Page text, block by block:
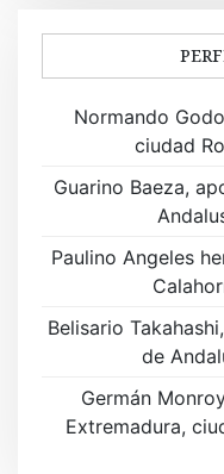
ó
n
e
Normando
ciudad
Guarino Baeza,
Paulino Angeles
Belisario
de
Germán
Extremadura,